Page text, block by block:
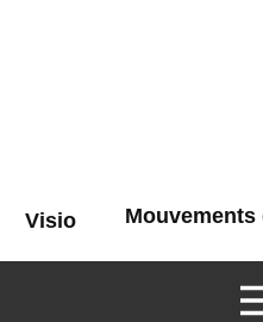
Visio Mouvements